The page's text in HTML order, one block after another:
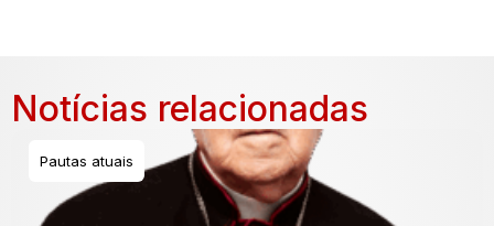
Notícias relacionadas
Pautas atuais